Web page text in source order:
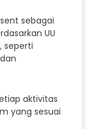
sebagai
UU
seperti
aktivitas
yang sesuai